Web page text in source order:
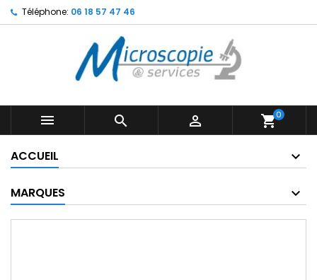
Téléphone: 06 18 57 47 46
   shopping_cart0
ACCUEIL
MARQUES